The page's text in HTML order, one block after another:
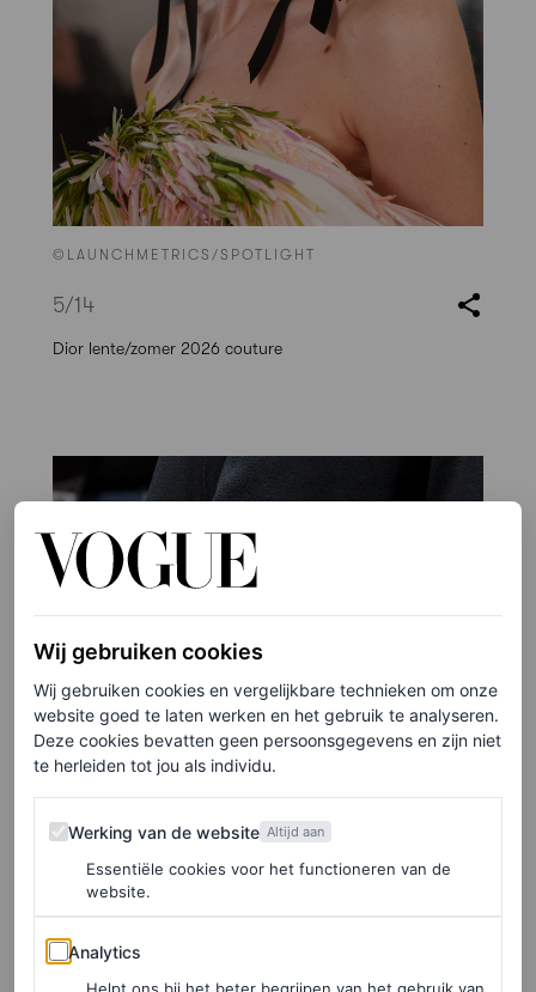
©LAUNCHMETRICS/SPOTLIGHT
5/14
Dior lente/zomer 2026 couture
Wij gebruiken cookies
Wij gebruiken cookies en vergelijkbare technieken om onze
website goed te laten werken en het gebruik te analyseren.
Deze cookies bevatten geen persoonsgegevens en zijn niet
te herleiden tot jou als individu.
Werking van de website
Werking van de website Altijd aan
Essentiële cookies voor het functioneren van de
website.
Analytics
Analytics